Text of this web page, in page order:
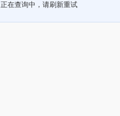
正在查询中，请刷新重试